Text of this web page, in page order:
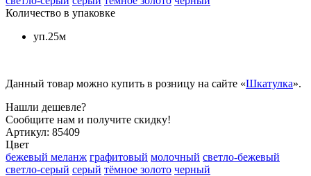
Количество в упаковке
уп.25м
Данный товар можно купить в розницу на сайте «Шкатулка».
Нашли дешевле?
Сообщите нам и получите скидку!
Артикул: 85409
Цвет
бежевый меланж графитовый молочный светло-бежевый
светло-серый серый тёмное золото черный